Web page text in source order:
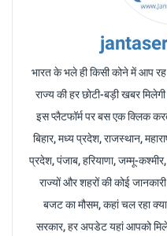
भारत के भले ही किसी कोने में आप
राज्य की हर छोटी-बड़ी खबर
इस प्लैटफॉर्म पर बस एक क्लिक
बिहार, मध्य प्रदेश, राजस्थान,
प्रदेश, पंजाब, हरियाणा, जम्मू-
राज्यों और शहरों की कोई
बजट का मौसम, कहां चल रहा
सरकार, हर अपडेट यहां आपको